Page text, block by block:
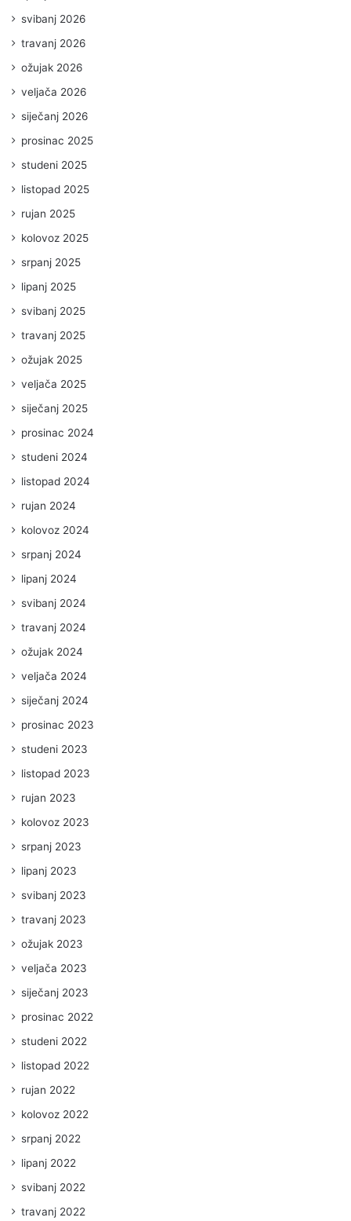
svibanj 2026
travanj 2026
ožujak 2026
veljača 2026
siječanj 2026
prosinac 2025
studeni 2025
listopad 2025
rujan 2025
kolovoz 2025
srpanj 2025
lipanj 2025
svibanj 2025
travanj 2025
ožujak 2025
veljača 2025
siječanj 2025
prosinac 2024
studeni 2024
listopad 2024
rujan 2024
kolovoz 2024
srpanj 2024
lipanj 2024
svibanj 2024
travanj 2024
ožujak 2024
veljača 2024
siječanj 2024
prosinac 2023
studeni 2023
listopad 2023
rujan 2023
kolovoz 2023
srpanj 2023
lipanj 2023
svibanj 2023
travanj 2023
ožujak 2023
veljača 2023
siječanj 2023
prosinac 2022
studeni 2022
listopad 2022
rujan 2022
kolovoz 2022
srpanj 2022
lipanj 2022
svibanj 2022
travanj 2022